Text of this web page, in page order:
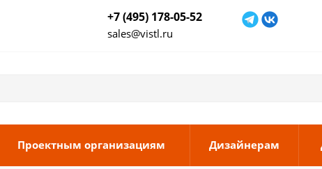
+7 (495) 178-05-52
sales@vistl.ru
Проектным организациям Дизайнерам